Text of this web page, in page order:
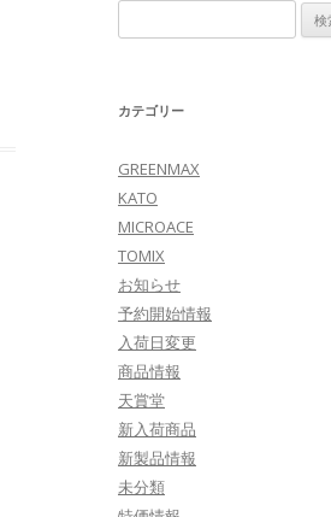
索:
カテゴリー
GREENMAX
KATO
MICROACE
TOMIX
お知らせ
予約開始情報
入荷日変更
商品情報
天賞堂
新入荷商品
新製品情報
未分類